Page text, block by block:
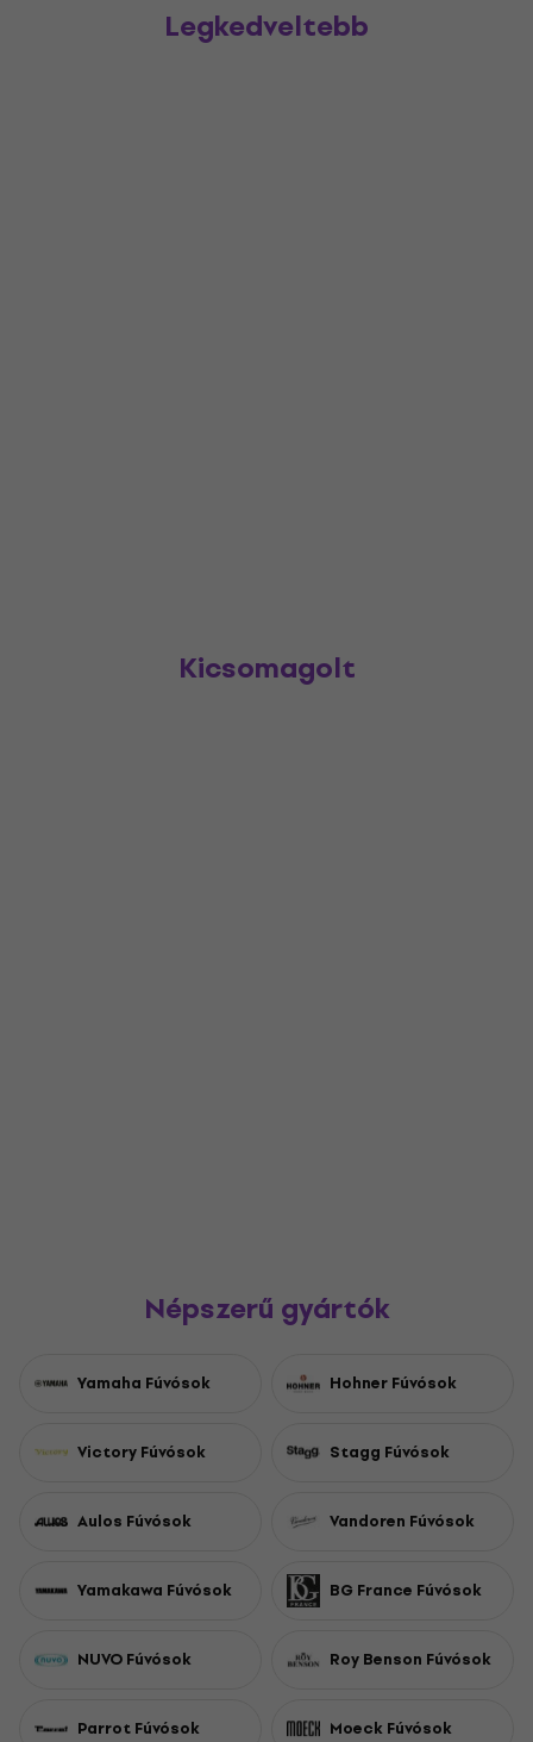
Legkedveltebb
Kicsomagolt
Népszerű gyártók
Yamaha Fúvósok Hohner Fúvósok
Victory Fúvósok Stagg Fúvósok
Aulos Fúvósok Vandoren Fúvósok
Yamakawa Fúvósok BG France Fúvósok
NUVO Fúvósok Roy Benson Fúvósok
Parrot Fúvósok Moeck Fúvósok